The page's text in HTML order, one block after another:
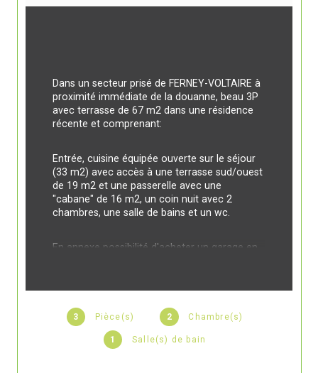
3 Pièce(s) 2 Chambre(s)
1 Salle(s) de bain
Dans un secteur prisé de FERNEY-VOLTAIRE à
proximité immédiate de la douanne, beau 3P
avec terrasse de 67 m2 dans une résidence
récente et comprenant:
Entrée, cuisine équipée ouverte sur le séjour
(33 m2) avec accès à une terrasse sud/ouest
de 19 m2 et une passerelle avec une
"cabane" de 16 m2, un coin nuit avec 2
chambres, une salle de bains et un wc.
En annexe possibilité d'acheter un garage en
Park, cet appartement bénéficie d’un
environnement calme et verdoyant. Conçu
avec des matériaux biosourcés et des
systèmes de chauffage performants, il allie